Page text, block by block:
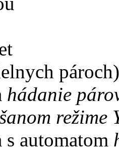
pároch)
hádanie
režime
automatom